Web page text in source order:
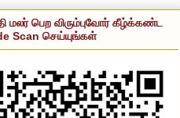
மலர் பெற விரும்புவோர் கீழ்க்கண்ட
Scan செய்யுங்கள்